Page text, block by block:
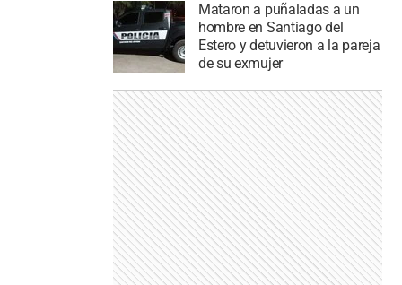
Mataron a puñaladas a un
hombre en Santiago del
Estero y detuvieron a la pareja
de su exmujer